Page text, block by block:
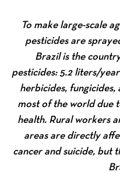
To make large-scale
pesticides are
Brazil is the
pesticides: 5.2 liters/
herbicides, fungicides,
most of the world due
health. Rural workers
areas are directly
cancer and suicide, but